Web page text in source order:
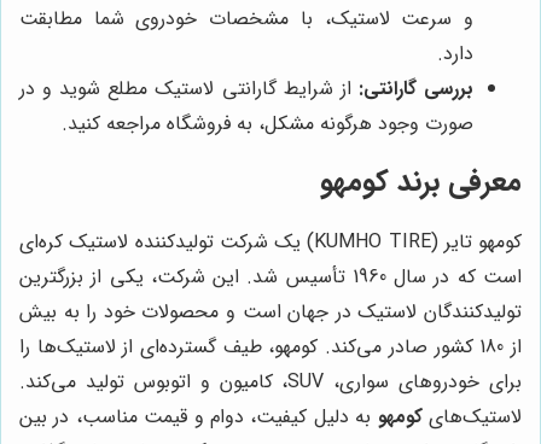
و سرعت لاستیک، با مشخصات خودروی شما مطابقت
دارد.
بررسی گارانتی: از شرایط گارانتی لاستیک مطلع شوید و در
صورت وجود هرگونه مشکل، به فروشگاه مراجعه کنید.
معرفی برند کومهو
کومهو تایر (KUMHO TIRE) یک شرکت تولیدکننده لاستیک کره‌ای
است که در سال 1960 تأسیس شد. این شرکت، یکی از بزرگترین
تولیدکنندگان لاستیک در جهان است و محصولات خود را به بیش
از 180 کشور صادر می‌کند. کومهو، طیف گسترده‌ای از لاستیک‌ها را
برای خودروهای سواری، SUV، کامیون و اتوبوس تولید می‌کند.
لاستیک‌هایکومهو به دلیل کیفیت، دوام و قیمت مناسب، در بین